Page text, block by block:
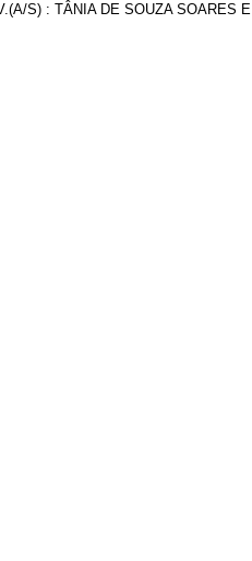
S) : TÂNIA DE SOUZA SOARES E